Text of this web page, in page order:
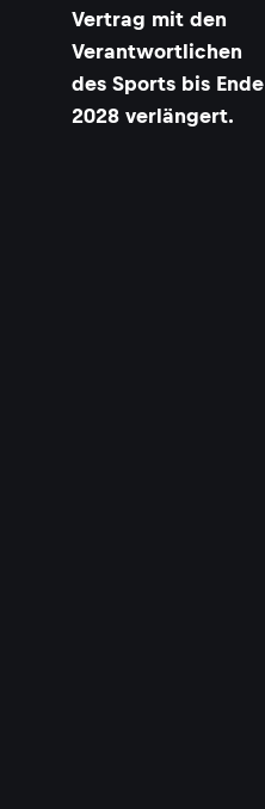
Vertrag mit den
Verantwortlichen
des Sports bis Ende
2028 verlängert.